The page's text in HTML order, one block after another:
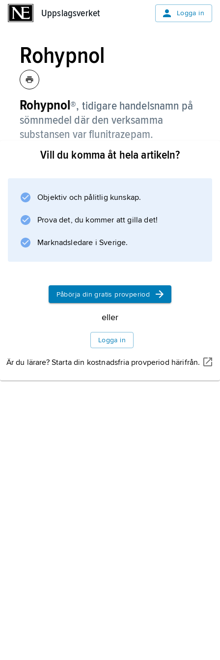
Uppslagsverket Logga in
Rohypnol
Rohypnol®, tidigare handelsnamn på
sömnmedel där den verksamma
substansen var flunitrazepam.
Information om artikeln
Vill du komma åt hela artikeln?
Objektiv och pålitlig kunskap.
Prova det, du kommer att gilla det!
Marknadsledare i Sverige.
Påbörja din gratis provperiod
eller
Logga in
Är du lärare? Starta din kostnadsfria provperiod härifrån.